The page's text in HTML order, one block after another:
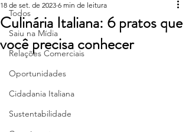
Todos
Saiu na Mídia
Relações Comerciais
Oportunidades
Cidadania Italiana
Sustentabilidade
Culinária Italiana: 6 pratos que
você precisa conhecer
18 de set. de 2023 6 min de leitura